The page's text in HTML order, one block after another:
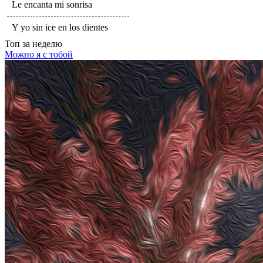
Le encanta mi sonrisa
Y yo sin ice en los dientes
Топ за неделю
Можно я с тобой